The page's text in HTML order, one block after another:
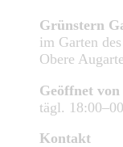
Grünstern
im Garten
Obere
Geöffnet von
tägl.
Kontakt